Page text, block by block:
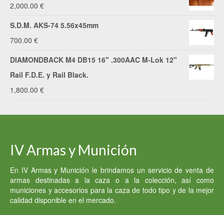
2,000.00 €
S.D.M. AKS-74 5.56x45mm
700.00 €
DIAMONDBACK M4 DB15 16" .300AAC M-Lok 12"
Rail F.D.E. y Rail Black.
1,800.00 €
IV Armas y Munición
En IV Armas y Munición le brindamos un servicio de venta de
armas destinadas a la caza o a la colección, así como
municiones y accesorios para la caza de todo tipo y de la mejor
calidad disponible en el mercado.